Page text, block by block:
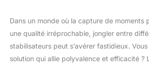
Dans un monde où la capture de moments
une qualité irréprochable, jongler entre
stabilisateurs peut s’avérer fastidieux.
solution qui allie polyvalence et efficacité ?